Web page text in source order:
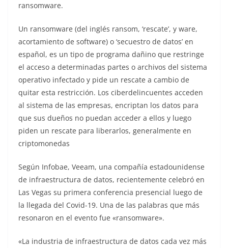
ransomware.
Un ransomware (del inglés ransom, ‘rescate’, y ware,
acortamiento de software) o ‘secuestro de datos’ en
español, es un tipo de programa dañino que restringe
el acceso a determinadas partes o archivos del sistema
operativo infectado y pide un rescate a cambio de
quitar esta restricción. Los ciberdelincuentes acceden
al sistema de las empresas, encriptan los datos para
que sus dueños no puedan acceder a ellos y luego
piden un rescate para liberarlos, generalmente en
criptomonedas
Según Infobae, Veeam, una compañía estadounidense
de infraestructura de datos, recientemente celebró en
Las Vegas su primera conferencia presencial luego de
la llegada del Covid-19. Una de las palabras que más
resonaron en el evento fue «ransomware».
«La industria de infraestructura de datos cada vez más